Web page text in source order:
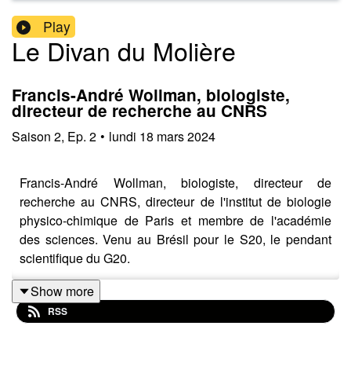
Play
Le Divan du Molière
Francis-André Wollman, biologiste,
directeur de recherche au CNRS
Saison 2, Ep. 2 • lundi 18 mars 2024
Francis-André Wollman, biologiste, directeur de
recherche au CNRS, directeur de l'institut de biologie
physico-chimique de Paris et membre de l'académie
des sciences. Venu au Brésil pour le S20, le pendant
scientifique du G20.
Show more
RSS